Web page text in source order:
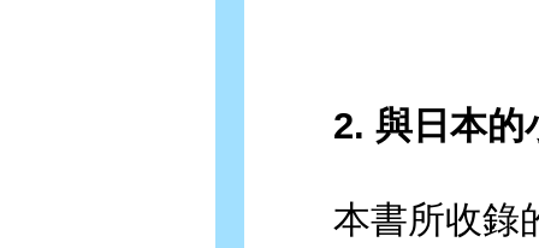
2. 與日本的
本書所收錄的